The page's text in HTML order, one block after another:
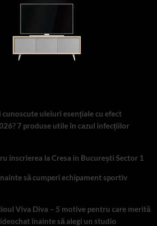
cunoscute uleiuri esențiale cu efect
7 produse utile în cazul infecțiilor
inscrierea la Cresa in București Sector 1
să cumperi echipament sportiv
Viva Diva – 5 motive pentru care merită
înainte să alegi un studio